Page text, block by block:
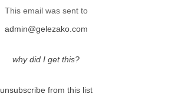
This email was sent to
admin@gelezako.com
why did I get this?
unsubscribe from this list